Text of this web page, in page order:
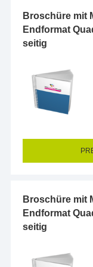
Broschüre mit
Endformat
seitig
Endformat
Seitigkeit: 24-seitig
4/4-
Broschüre mit
Endformat
seitig